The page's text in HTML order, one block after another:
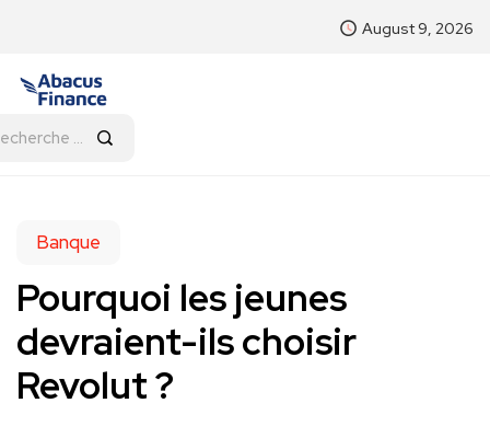
August 9, 2026
Banque
Pourquoi les jeunes
devraient-ils choisir
Revolut ?